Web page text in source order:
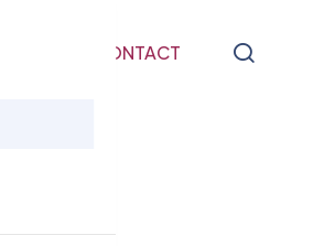
CONTACT